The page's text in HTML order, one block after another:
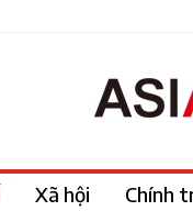
Xã hội Chính